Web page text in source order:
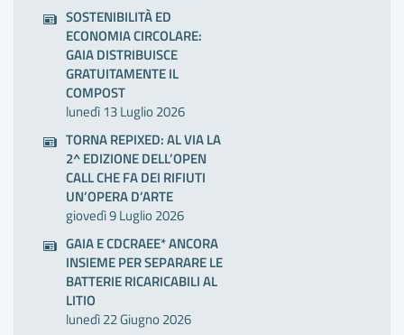
SOSTENIBILITÀ ED
ECONOMIA CIRCOLARE:
GAIA DISTRIBUISCE
GRATUITAMENTE IL
COMPOST
lunedì 13 Luglio 2026
TORNA REPIXED: AL VIA LA
2^ EDIZIONE DELL’OPEN
CALL CHE FA DEI RIFIUTI
UN’OPERA D’ARTE
giovedì 9 Luglio 2026
GAIA E CDCRAEE* ANCORA
INSIEME PER SEPARARE LE
BATTERIE RICARICABILI AL
LITIO
lunedì 22 Giugno 2026